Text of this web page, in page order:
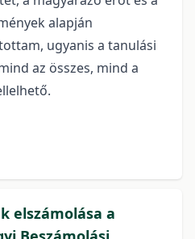
alapján
ugyanis a tanulási
az összes, mind a
elszámolása a